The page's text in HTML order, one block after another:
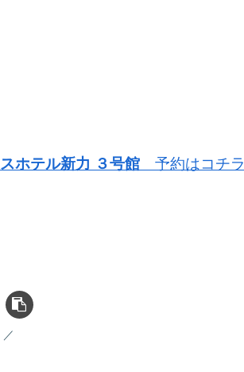
ホテル新力 ３号館 予約はコチラ